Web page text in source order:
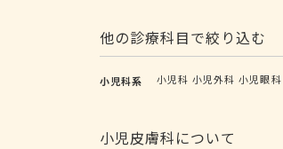
他の診療科目で絞り込む
小児科系 小児科 小児外科 小児眼科
小児皮膚科について